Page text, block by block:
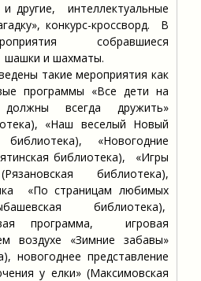
другие, интеллектуальные
конкурс-кроссворд. В
собравшиеся
шашки и шахматы.
такие мероприятия как
программы «Все дети на
всегда дружить»
«Наш веселый Новый
«Новогодние
библиотека), «Игры
библиотека),
«По страницам любимых
библиотека),
программа, игровая
воздухе «Зимние забавы»
новогоднее представление
у елки» (Максимовская